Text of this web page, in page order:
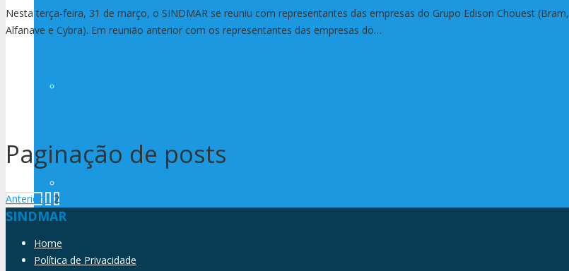
Nesta terça-feira, 31 de março, o SINDMAR se reuniu com representantes das empresas do Grupo Edison Chouest (Bram,
Alfanave e Cybra). Em reunião anterior com os representantes das empresas do…
Paginação de posts
Anterior 1 2
SINDMAR
Home
Política de Privacidade